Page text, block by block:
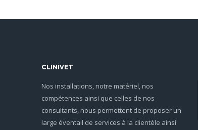
CLINIVET
Nos installations, notre matériel, nos
compétences ainsi que celles de nos
consultants, nous permettent de proposer un
large éventail de services à la clientèle ainsi